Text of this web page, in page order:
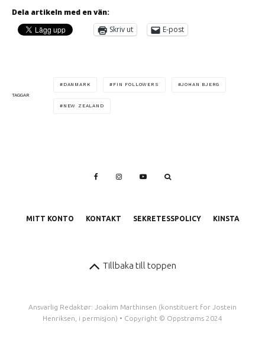
Dela artikeln med en vän:
Skriv ut
E-post
TAGGAR
DANMARK FIN FOLLOWERS JOHAN BJERG
NEW ZEALAND
MITT KONTO KONTAKT SEKRETESSPOLICY KINSTA
Tillbaka till toppen
Ansvarlig Redaktør: Joakim Marthinsen (konstituert for Jostein
Henriksen, i permisjon) • Copyright © Oppstrøms 2024